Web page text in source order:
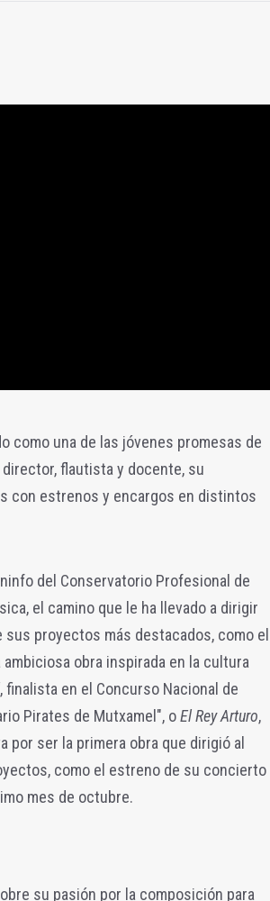
como una de las jóvenes promesas de
director, flautista y docente, su
con estrenos y encargos en distintos
del Conservatorio Profesional de
el camino que le ha llevado a dirigir
sus proyectos más destacados, como el
ambiciosa obra inspirada en la cultura
, finalista en el Concurso Nacional de
Pirates de Mutxamel", oEl Rey Arturo,
ser la primera obra que dirigió al
como el estreno de su concierto
mes de octubre.
su pasión por la composición para